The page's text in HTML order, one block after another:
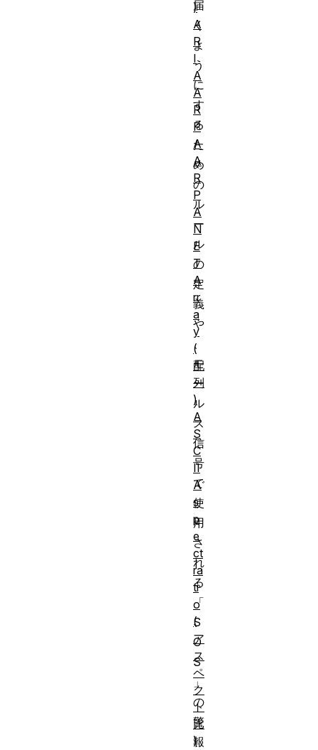
届
く
よ
う
に
す
る
た
め
の
ル
ー
ル
の
定
義
や
、
モ
ー
ル
ス
信
号
で
使
用
さ
れ
る
「
S
O
S
」
の
警
報
)
A
R
I
A
A
R
P
A
A
R
P
A
N
E
T
A
rr
a
y
(
配
列
)
A
S
C
II
A
s
p
e
ct
ra
ti
o
(
ア
ス
ペ
ク
ト
比
)